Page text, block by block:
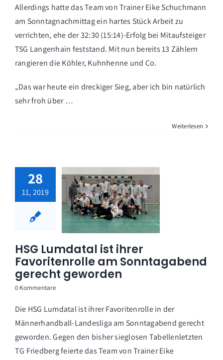
Allerdings hatte das Team von Trainer Eike Schuchmann
am Sonntagnachmittag ein hartes Stück Arbeit zu
verrichten, ehe der 32:30 (15:14)-Erfolg bei Mitaufsteiger
TSG Langenhain feststand. Mit nun bereits 13 Zählern
rangieren die Köhler, Kuhnhenne und Co.
„Das war heute ein dreckiger Sieg, aber ich bin natürlich
sehr froh über …
Weiterlesen
28
11, 2019
HSG Lumdatal ist ihrer
Favoritenrolle am Sonntagabend
gerecht geworden
0 Kommentare
Die HSG Lumdatal ist ihrer Favoritenrolle in der
Männerhandball-Landesliga am Sonntagabend gerecht
geworden. Gegen den bisher sieglosen Tabellenletzten
TG Friedberg feierte das Team von Trainer Eike